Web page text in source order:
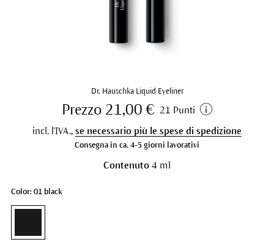
Dr. Hauschka Liquid Eyeliner
Prezzo 21,00 € 21 Punti
incl. l'IVA., se necessario più le spese di spedizione
Consegna in ca. 4-5 giorni lavorativi
Contenuto 4 ml
Color: 01 black